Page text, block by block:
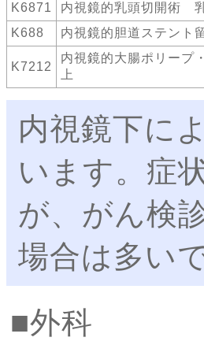
K6871
内視鏡的乳頭切開術
K688
内視鏡的胆道ステント
K7212
内視鏡的大腸ポリー
上
内視鏡下に
います。症
が、がん検
場合は多い
外科